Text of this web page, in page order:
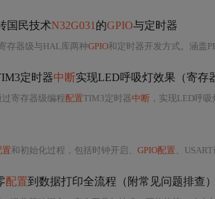
国民技术N32G031 的GPIO与定时器
存器级与HAL库两种GPIO和定时器开发方式。涵盖
定时器中断实现LED呼吸灯效果（寄存
寄存器级编程配置TIM3定时器中断 ，实现LED呼
置和初始化过程，包括时钟开启、 GPIO配置 、
配置到数据打印全流程（附常见问题排查）